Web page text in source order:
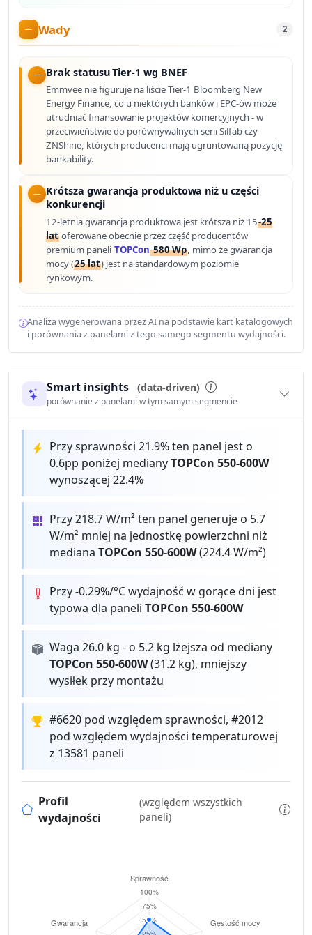
Wady 2
Brak statusu Tier-1 wg BNEF
Emmvee nie figuruje na liście Tier-1 Bloomberg New
Energy Finance, co u niektórych banków i EPC-ów może
utrudniać finansowanie projektów komercyjnych - w
przeciwieństwie do porównywalnych serii Silfab czy
ZNShine, których producenci mają ugruntowaną pozycję
bankability.
Krótsza gwarancja produktowa niż u części
konkurencji
12-letnia gwarancja produktowa jest krótsza niż 15-25
lat oferowane obecnie przez część producentów
premium paneli TOPCon580 Wp, mimo że gwarancja
mocy (25 lat) jest na standardowym poziomie
rynkowym.
Analiza wygenerowana przez AI na podstawie kart katalogowych
i porównania z panelami z tego samego segmentu wydajności.
Smart insights (data-driven)
porównanie z panelami w tym samym segmencie
Przy sprawności 21.9% ten panel jest o
0.6pp poniżej medianyTOPCon 550-600W
wynoszącej 22.4%
Przy 218.7 W/m² ten panel generuje o 5.7
W/m² mniej na jednostkę powierzchni niż
medianaTOPCon 550-600W(224.4 W/m²)
Przy -0.29%/°C wydajność w gorące dni jest
typowa dla paneliTOPCon 550-600W
Waga 26.0 kg - o 5.2 kg lżejsza od mediany
TOPCon 550-600W(31.2 kg), mniejszy
wysiłek przy montażu
#6620 pod względem sprawności, #2012
pod względem wydajności temperaturowej
z 13581 paneli
Profil
wydajności
(względem wszystkich
paneli)